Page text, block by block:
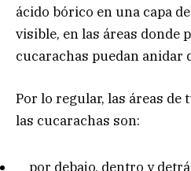
ácido bórico en una capa
visible, en las áreas donde
cucarachas puedan anidar
Por lo regular, las áreas de
las cucarachas son:
por debajo, dentro y